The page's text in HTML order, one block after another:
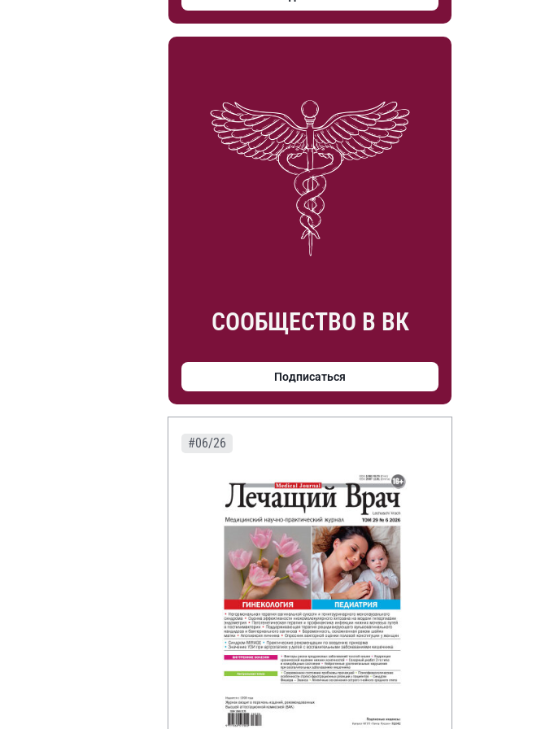
СООБЩЕСТВО В ВК
Подписаться
#06/26